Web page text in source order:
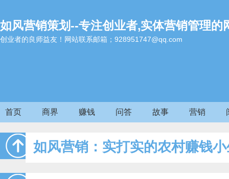
如风营销策划--专注创业者,实体营销管理的
创业者的良师益友！网站联系邮箱；928951747@qq.com
首页 商界 赚钱 问答 故事 营销
如风营销：实打实的农村赚钱